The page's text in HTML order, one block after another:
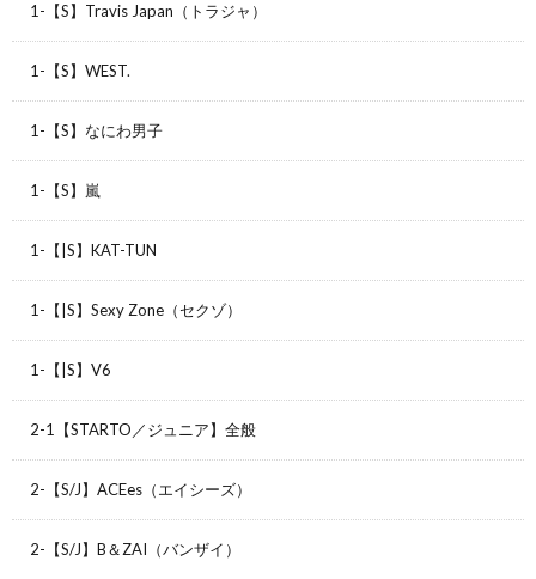
1-【S】Travis Japan（トラジャ）
1-【S】WEST.
1-【S】なにわ男子
1-【S】嵐
1-【|S】KAT-TUN
1-【|S】Sexy Zone（セクゾ）
1-【|S】V6
2-1【STARTO／ジュニア】全般
2-【S/J】ACEes（エイシーズ）
2-【S/J】B＆ZAI（バンザイ）